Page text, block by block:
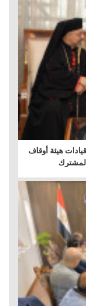
هيئة أوقاف
المشترك